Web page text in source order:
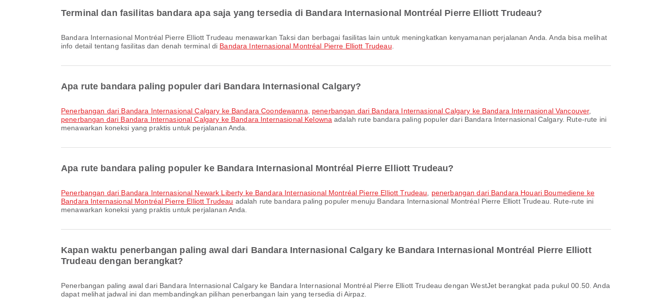
Terminal dan fasilitas bandara apa saja yang tersedia di Bandara Internasional Montréal Pierre Elliott Trudeau?
Bandara Internasional Montréal Pierre Elliott Trudeau menawarkan Taksi dan berbagai fasilitas lain untuk meningkatkan kenyamanan perjalanan Anda. Anda bisa melihat
info detail tentang fasilitas dan denah terminal di Bandara Internasional Montréal Pierre Elliott Trudeau
Apa rute bandara paling populer dari Bandara Internasional Calgary?
penerbangan dari Bandara Internasional Calgary ke Bandara Coondewanna penerbangan dari Bandara Internasional Calgary ke Bandara Internasional Vancouver,
penerbangan dari Bandara Internasional Calgary ke Bandara Internasional Kelowna adalah rute bandara paling populer dari Bandara Internasional Calgary. Rute-rute ini
menawarkan koneksi yang praktis untuk perjalanan Anda.
Apa rute bandara paling populer ke Bandara Internasional Montréal Pierre Elliott Trudeau?
penerbangan dari Bandara Internasional Newark Liberty ke Bandara Internasional Montréal Pierre Elliott Trudeau
penerbangan dari Bandara Houari Boumediene ke
Bandara Internasional Montréal Pierre Elliott Trudeau adalah rute bandara paling populer menuju Bandara Internasional Montréal Pierre Elliott Trudeau. Rute-rute ini
menawarkan koneksi yang praktis untuk perjalanan Anda.
Kapan waktu penerbangan paling awal dari Bandara Internasional Calgary ke Bandara Internasional Montréal Pierre Elliott
Trudeau dengan berangkat?
Penerbangan paling awal dari Bandara Internasional Calgary ke Bandara Internasional Montréal Pierre Elliott Trudeau dengan WestJet berangkat pada pukul 00.50. Anda
dapat melihat jadwal ini dan membandingkan pilihan penerbangan lain yang tersedia di Airpaz.